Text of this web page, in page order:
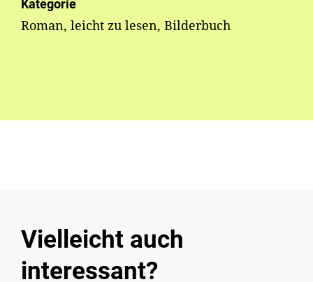
Kategorie
Roman, leicht zu lesen, Bilderbuch
Vielleicht auch
interessant?